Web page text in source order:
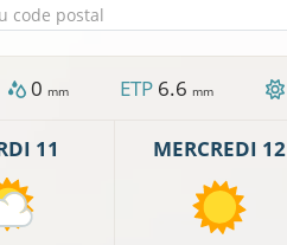
code postal
0 mm ETP 6.6 mm
11 MERCREDI 12